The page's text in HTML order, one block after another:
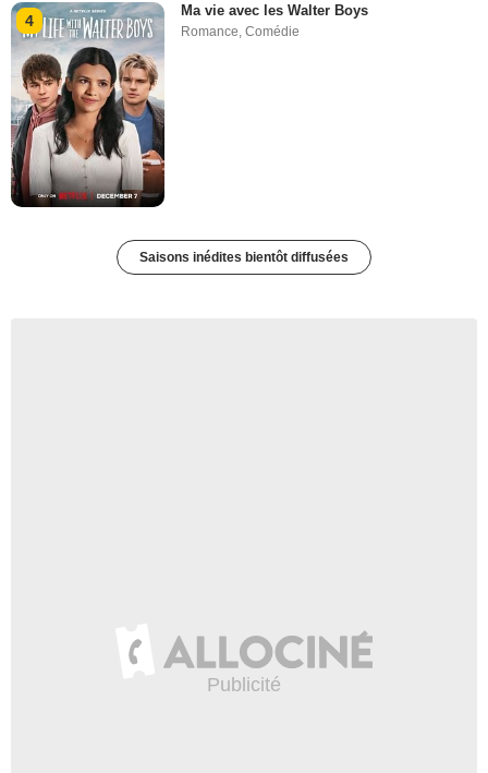
4
Ma vie avec les Walter Boys
Romance,Comédie
Saisons inédites bientôt diffusées